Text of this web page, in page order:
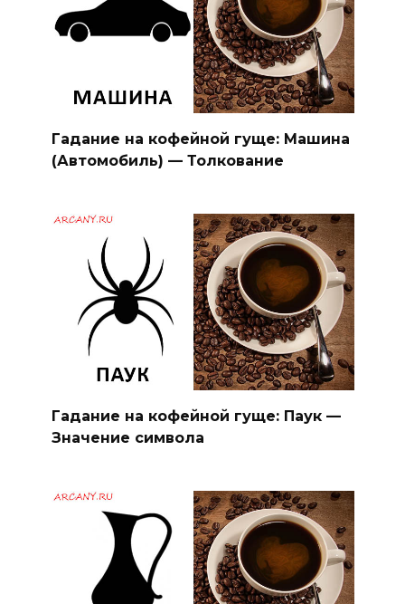
Гадание на кофейной гуще: Машина
(Автомобиль) — Толкование
Гадание на кофейной гуще: Паук —
Значение символа